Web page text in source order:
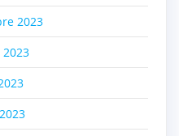
2023
2023